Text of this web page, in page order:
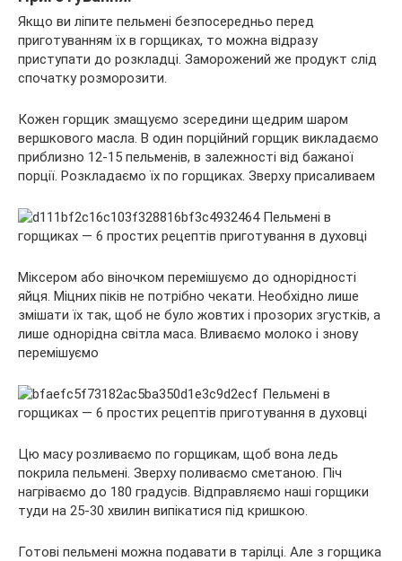
Якщо ви ліпите пельмені безпосередньо перед
приготуванням їх в горщиках, то можна відразу
приступати до розкладці. Заморожений же продукт слід
спочатку розморозити.
Кожен горщик змащуємо зсередини щедрим шаром
вершкового масла. В один порційний горщик викладаємо
приблизно 12-15 пельменів, в залежності від бажаної
порції. Розкладаємо їх по горщиках. Зверху присаливаем
Міксером або віночком перемішуємо до однорідності
яйця. Міцних піків не потрібно чекати. Необхідно лише
змішати їх так, щоб не було жовтих і прозорих згустків, а
лише однорідна світла маса. Вливаємо молоко і знову
перемішуємо
Цю масу розливаємо по горщикам, щоб вона ледь
покрила пельмені. Зверху поливаємо сметаною. Піч
нагріваємо до 180 градусів. Відправляємо наші горщики
туди на 25-30 хвилин випікатися під кришкою.
Готові пельмені можна подавати в тарілці. Але з горщика